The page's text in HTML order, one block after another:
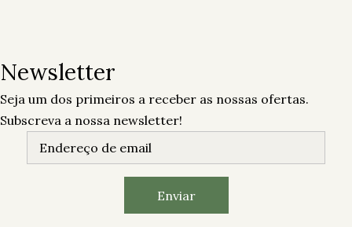
Newsletter
Seja um dos primeiros a receber as nossas ofertas.
Subscreva a nossa newsletter!